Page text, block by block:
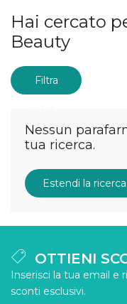
Home Marche
Hai cercato
Beauty
Filtra
Nessun
tua ricerca.
Estendi la
OTTIENI
Inserisci la tua email e
sconti esclusivi.